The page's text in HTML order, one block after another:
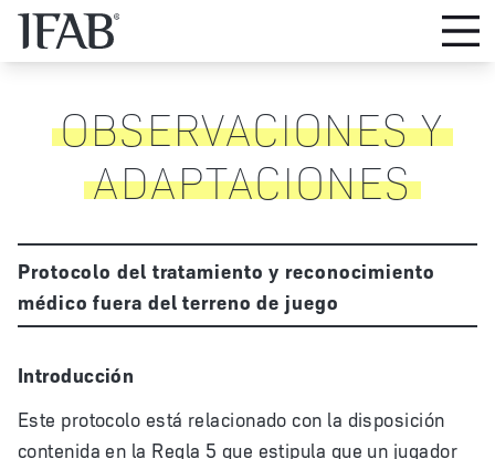
OBSERVACIONES Y
ADAPTACIONES
Protocolo del tratamiento y reconocimiento
médico fuera del terreno de juego
Introducción
Este protocolo está relacionado con la disposición
contenida en la Regla 5 que estipula que un jugador